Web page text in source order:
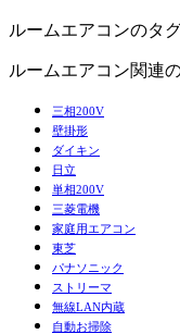
ルームエアコンのタ
ルームエアコン関連
三相200V
壁掛形
ダイキン
日立
単相200V
三菱電機
家庭用エアコン
東芝
パナソニック
ストリーマ
無線LAN内蔵
自動お掃除